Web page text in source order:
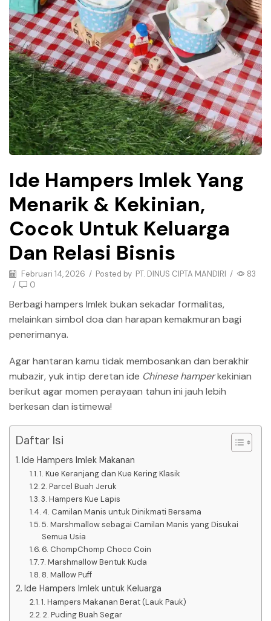
Ide Hampers Imlek Yang
Menarik & Kekinian,
Cocok Untuk Keluarga
Dan Relasi Bisnis
Februari 14, 2026 / Posted by PT. DINUS CIPTA MANDIRI /
83
/
0
Berbagi hampers Imlek bukan sekadar formalitas,
melainkan simbol doa dan harapan kemakmuran bagi
penerimanya.
Agar hantaran kamu tidak membosankan dan berakhir
mubazir, yuk intip deretan ide Chinese hamperkekinian
berikut agar momen perayaan tahun ini jauh lebih
berkesan dan istimewa!
Daftar Isi
Ide Hampers Imlek Makanan
1. Kue Keranjang dan Kue Kering Klasik
2. Parcel Buah Jeruk
3. Hampers Kue Lapis
4. Camilan Manis untuk Dinikmati Bersama
5. Marshmallow sebagai Camilan Manis yang Disukai
Semua Usia
6. ChompChomp Choco Coin
7. Marshmallow Bentuk Kuda
8. Mallow Puff
Ide Hampers Imlek untuk Keluarga
1. Hampers Makanan Berat (Lauk Pauk)
2. Puding Buah Segar